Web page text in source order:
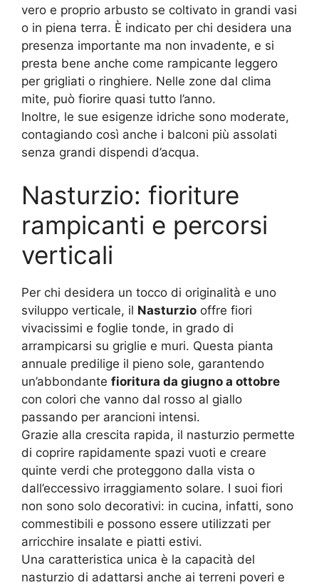
vero e proprio arbusto se coltivato in grandi vasi
o in piena terra. È indicato per chi desidera una
presenza importante ma non invadente, e si
presta bene anche come rampicante leggero
per grigliati o ringhiere. Nelle zone dal clima
mite, può fiorire quasi tutto l’anno.
Inoltre, le sue esigenze idriche sono moderate,
contagiando così anche i balconi più assolati
senza grandi dispendi d’acqua.
Nasturzio: fioriture
rampicanti e percorsi
verticali
Per chi desidera un tocco di originalità e uno
sviluppo verticale, il Nasturzio offre fiori
vivacissimi e foglie tonde, in grado di
arrampicarsi su griglie e muri. Questa pianta
annuale predilige il pieno sole, garantendo
un’abbondante fioritura da giugno a ottobre
con colori che vanno dal rosso al giallo
passando per arancioni intensi.
Grazie alla crescita rapida, il nasturzio permette
di coprire rapidamente spazi vuoti e creare
quinte verdi che proteggono dalla vista o
dall’eccessivo irraggiamento solare. I suoi fiori
non sono solo decorativi: in cucina, infatti, sono
commestibili e possono essere utilizzati per
arricchire insalate e piatti estivi.
Una caratteristica unica è la capacità del
nasturzio di adattarsi anche ai terreni poveri e